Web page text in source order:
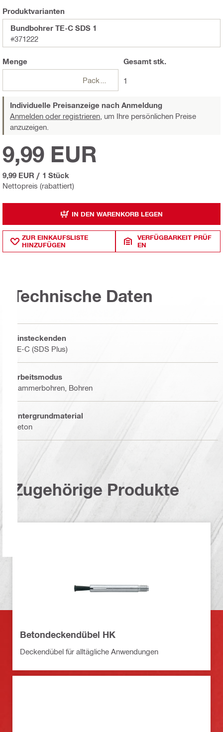
Produktvarianten
Bundbohrer TE-C SDS 1
#371222
Menge
Packungen
Gesamtstk.
1
Individuelle Preisanzeige nach Anmeldung
Anmelden oder registrieren, um Ihre persönlichen Preise
anzuzeigen.
Nettopreis (rabattiert)
9,99 EUR
9,99 EUR / 1 Stück
IN DEN WARENKORB LEGEN
ZUR EINKAUFSLISTE
HINZUFÜGEN
VERFÜGBARKEIT PRÜF
EN
Technische Daten
Einsteckenden
TE-C (SDS Plus)
Arbeitsmodus
Hammerbohren, Bohren
Untergrundmaterial
Beton
Zugehörige Produkte
Betondeckendübel HK
Deckendübel für alltägliche Anwendungen